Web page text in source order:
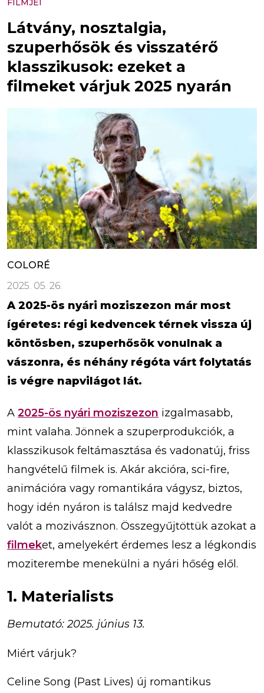
FILMJEI
Látvány, nosztalgia,
szuperhősök és visszatérő
klasszikusok: ezeket a
filmeket várjuk 2025 nyarán
COLORÉ
2025. 05. 26.
A 2025-ös nyári moziszezon már most
ígéretes: régi kedvencek térnek vissza új
köntösben, szuperhősök vonulnak a
vászonra, és néhány régóta várt folytatás
is végre napvilágot lát.
A 2025-ös nyári moziszezon izgalmasabb,
mint valaha. Jönnek a szuperprodukciók, a
klasszikusok feltámasztása és vadonatúj, friss
hangvételű filmek is. Akár akcióra, sci-fire,
animációra vagy romantikára vágysz, biztos,
hogy idén nyáron is találsz majd kedvedre
valót a mozivásznon. Összegyűjtöttük azokat a
filmeket, amelyekért érdemes lesz a légkondis
moziterembe menekülni a nyári hőség elől.
1. Materialists
Bemutató: 2025. június 13.
Miért várjuk?
Celine Song (Past Lives) új romantikus